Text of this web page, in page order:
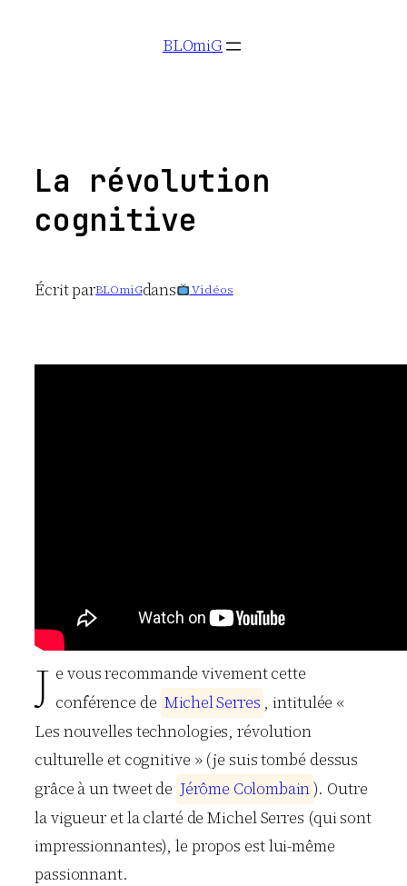
BLOmiG
La révolution
cognitive
Écrit parBLOmiGdans Vidéos
J e vous recommande vivement cette
conférence de MichelSerres , intitulée «
Les nouvelles technologies, révolution
culturelle et cognitive » (je suis tombé dessus
grâce à un tweet de Jérôme Colombain). Outre
la vigueur et la clarté de Michel Serres (qui sont
impressionnantes), le propos est lui-même
passionnant.